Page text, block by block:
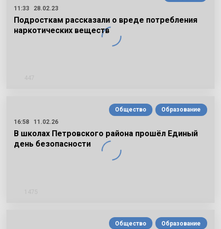
11:33
28.02.23
Подросткам рассказали о вреде потребления
наркотических веществ
Общество
Образование
16:58
11.02.26
В школах Петровского района прошёл Единый
день безопасности
Общество
Образование